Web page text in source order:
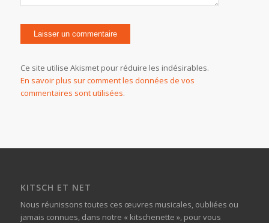
Ce site utilise Akismet pour réduire les indésirables.
En savoir plus sur comment les données de vos
commentaires sont utilisées.
KITSCH ET NET
Nous réunissons toutes ces œuvres musicales, oubliées ou
jamais connues, dans notre « kitschenette », pour vous